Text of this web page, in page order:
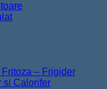
– Frigider
si Calorifer